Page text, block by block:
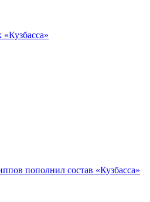
пополнил состав «Кузбасса»